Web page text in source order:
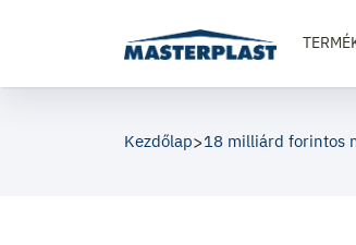
Kezdőlap>18 milliárd forintos